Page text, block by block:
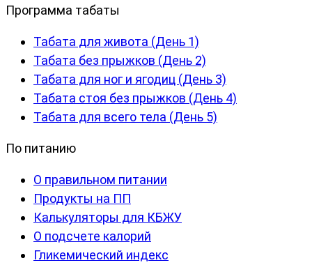
Программа табаты
Табата для живота (День 1)
Табата без прыжков (День 2)
Табата для ног и ягодиц (День 3)
Табата стоя без прыжков (День 4)
Табата для всего тела (День 5)
По питанию
О правильном питании
Продукты на ПП
Калькуляторы для КБЖУ
О подсчете калорий
Гликемический индекс